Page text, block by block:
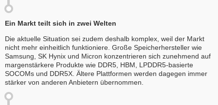
Ein Markt teilt sich in zwei Welten
Die aktuelle Situation sei zudem deshalb komplex, weil der Markt
nicht mehr einheitlich funktioniere. Große Speicherhersteller wie
Samsung, SK Hynix und Micron konzentrieren sich zunehmend auf
margenstärkere Produkte wie DDR5, HBM, LPDDR5-basierte
SOCOMs und DDR5X. Ältere Plattformen werden dagegen immer
stärker von anderen Anbietern übernommen.